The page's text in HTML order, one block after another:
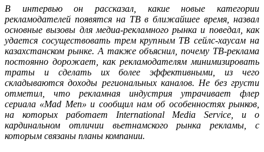
В интервью он рассказал, какиеновые категории
рекламодателей появятся на ТВ в ближайшее время, назвал
основные вызовы для медиа-рекламного рынка и поведал, как
удается сосуществовать трем крупным ТВ сейлс-хаусам на
казахстанском рынке. А также объяснил, почему ТВ-реклама
постоянно дорожает, как рекламодателям минимизировать
траты и сделать их более эффективными, из чего
складываются доходы региональных каналов. Не без грусти
отметил, что рекламная индустрия утрачивает флер
сериала «Mad Men» и сообщил нам об особенностях рынков,
на которых работает International Media Service , и о
кардинальном отличии вьетнамского рынка рекламы,
с
которым связаны планы компании.